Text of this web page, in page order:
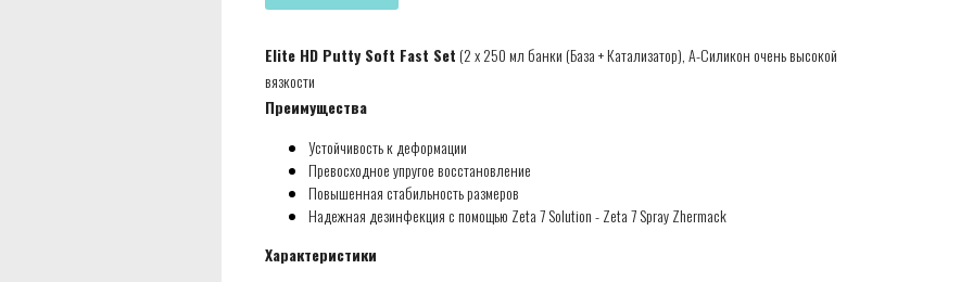
Elite HD Putty Soft Fast Set(2 x 250 мл банки (База + Катализатор), А-Силикон очень высокой
вязкости
Преимущества
Устойчивость к деформации
Превосходное упругое восстановление
Повышенная стабильность размеров
Надежная дезинфекция с помощью Zeta 7 Solution - Zeta 7 Spray Zhermack
Характеристики